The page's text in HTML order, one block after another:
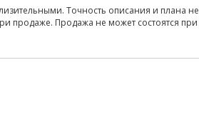
Точность описания и плана не
продаже. Продажа не может состоятся